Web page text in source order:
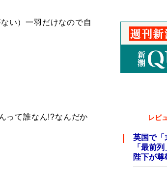
い）一羽だけなので自
って誰なん!?なんだか
レビ
英国で「
「最前
陛下が尊